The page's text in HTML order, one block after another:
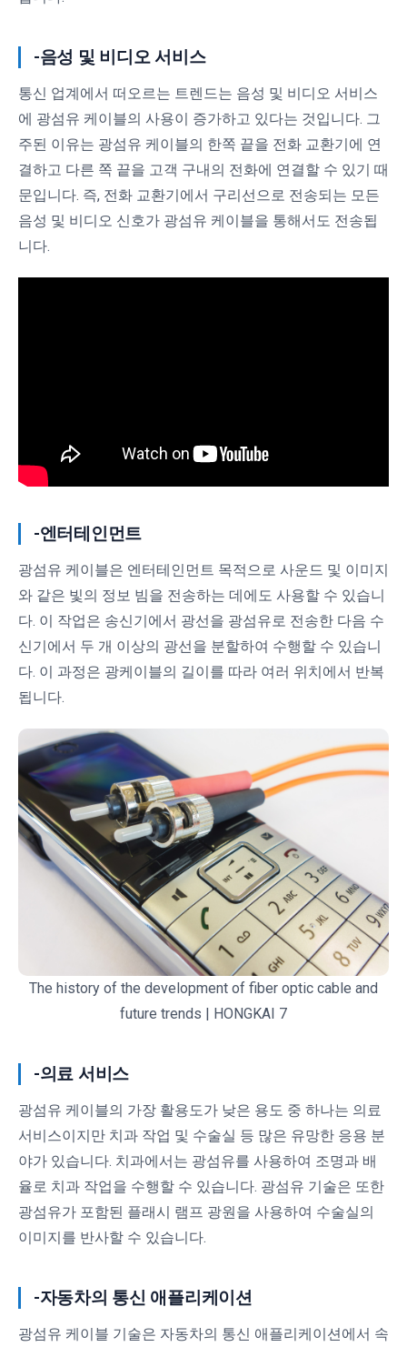
-음성 및 비디오 서비스
통신 업계에서 떠오르는 트렌드는 음성 및 비디오 서비스
에 광섬유 케이블의 사용이 증가하고 있다는 것입니다. 그
주된 이유는 광섬유 케이블의 한쪽 끝을 전화 교환기에 연
결하고 다른 쪽 끝을 고객 구내의 전화에 연결할 수 있기 때
문입니다. 즉, 전화 교환기에서 구리선으로 전송되는 모든
음성 및 비디오 신호가 광섬유 케이블을 통해서도 전송됩
니다.
-엔터테인먼트
광섬유 케이블은 엔터테인먼트 목적으로 사운드 및 이미지
와 같은 빛의 정보 빔을 전송하는 데에도 사용할 수 있습니
다. 이 작업은 송신기에서 광선을 광섬유로 전송한 다음 수
신기에서 두 개 이상의 광선을 분할하여 수행할 수 있습니
다. 이 과정은 광케이블의 길이를 따라 여러 위치에서 반복
됩니다.
The history of the development of fiber optic cable and
future trends | HONGKAI 7
-의료 서비스
광섬유 케이블의 가장 활용도가 낮은 용도 중 하나는 의료
서비스이지만 치과 작업 및 수술실 등 많은 유망한 응용 분
야가 있습니다. 치과에서는 광섬유를 사용하여 조명과 배
율로 치과 작업을 수행할 수 있습니다. 광섬유 기술은 또한
광섬유가 포함된 플래시 램프 광원을 사용하여 수술실의
이미지를 반사할 수 있습니다.
-자동차의 통신 애플리케이션
광섬유 케이블 기술은 자동차의 통신 애플리케이션에서 속